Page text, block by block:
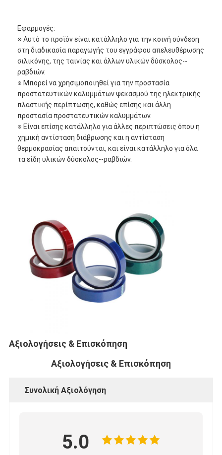
Περίπου εμείς
Εφαρμογές:
※ Αυτό το προϊόν είναι κατάλληλο για την κοινή σύνδεση
στη διαδικασία παραγωγής του εγγράφου απελευθέρωσης
σιλικόνης, της ταινίας και άλλων υλικών δύσκολος--
ραβδιών.
※ Μπορεί να χρησιμοποιηθεί για την προστασία
προστατευτικών καλυμμάτων ψεκασμού της ηλεκτρικής
πλαστικής περίπτωσης, καθώς επίσης και άλλη
προστασία προστατευτικών καλυμμάτων.
※ Είναι επίσης κατάλληλο για άλλες περιπτώσεις όπου η
χημική αντίσταση διάβρωσης και η αντίσταση
θερμοκρασίας απαιτούνται, και είναι κατάλληλο για όλα
τα είδη υλικών δύσκολος--ραβδιών.
Αξιολογήσεις & Επισκόπηση
Αξιολογήσεις & Επισκόπηση
Συνολική Αξιολόγηση
5.0